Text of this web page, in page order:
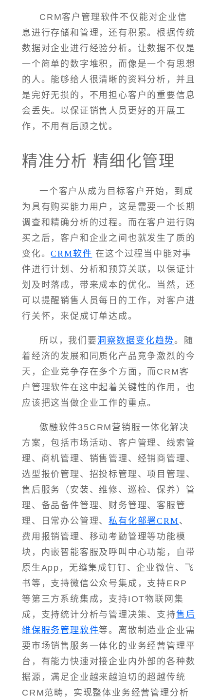
CRM客户管理软件不仅能对企业信
息进行存储和管理，还有积累。根据传统
数据对企业进行经验分析。让数据不仅是
一个简单的数字堆积，而像是一个有思想
的人。能够给人很清晰的资料分析，并且
是完好无损的，不用担心客户的重要信息
会丢失。以保证销售人员更好的开展工
作，不用有后顾之忧。
精准分析 精细化管理
一个客户从成为目标客户开始，到成
为具有购买能力用户，这是需要一个长期
调查和精确分析的过程。而在客户进行购
买之后，客户和企业之间也就发生了质的
变化。CRM软件 在这个过程当中能对事
件进行计划、分析和预算关联，以保证计
划及时落成，带来成本的优化。当然，还
可以提醒销售人员每日的工作，对客户进
行关怀，来促成订单达成。
所以，我们要洞察数据变化趋势。随
着经济的发展和同质化产品竞争激烈的今
天，企业竞争存在多个方面，而CRM客
户管理软件在这中起着关键性的作用，也
应该把这当做企业工作的重点。
傲融软件35CRM营销服一体化解决
方案，包括市场活动、客户管理、线索管
理、商机管理、销售管理、经销商管理、
选型报价管理、招投标管理、项目管理、
售后服务（安装、维修、巡检、保养）管
理、备品备件管理、财务管理、客服管
理、日常办公管理、私有化部署CRM、
费用报销管理、移动考勤管理等功能模
块，内嵌智能客服及呼叫中心功能，自带
原生App，无缝集成钉钉、企业微信、飞
书等，支持微信公众号集成，支持ERP
等第三方系统集成，支持IOT物联网集
成，支持统计分析与管理决策、支持售后
维保服务管理软件等。离散制造业企业需
要市场销售服务一体化的业务经营管理平
台，有能力快速对接企业内外部的各种数
据源，满足企业越来越迫切的超越传统
CRM范畴，实现整体业务经营管理分析